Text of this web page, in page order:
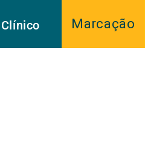
Marcação
Clínico